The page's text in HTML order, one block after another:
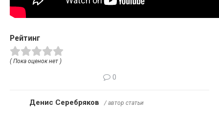
Рейтинг
( Пока оценок нет )
0
Денис Серебряков / автор статьи